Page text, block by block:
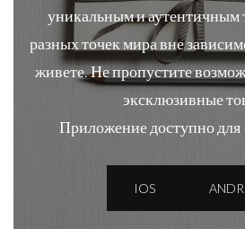
уникальным и аутентичным
разных точек мира вне
живете. Не пропустите
эксклюзивные
Приложение доступно
IOS